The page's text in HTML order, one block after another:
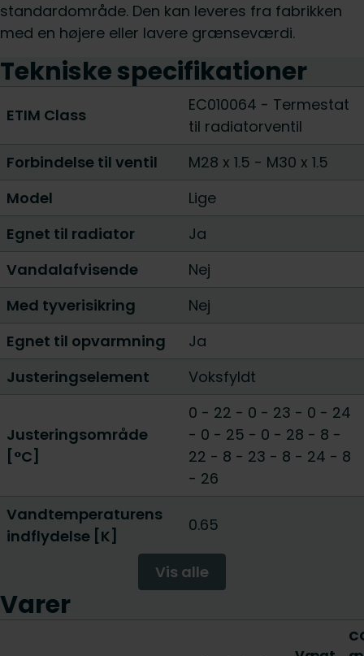
standardområde. Den kan leveres fra fabrikken
med en højere eller lavere grænseværdi.
Tekniske specifikationer
ETIM Class
EC010064 - Termestat
til radiatorventil
Forbindelse til ventil
M28 x 1.5 - M30 x 1.5
Model
Lige
Egnet til radiator
Ja
Vandalafvisende
Nej
Med tyverisikring
Nej
Egnet til opvarmning
Ja
Justeringselement
Voksfyldt
Justeringsområde
[°C]
0 - 22 - 0 - 23 - 0 - 24
- 0 - 25 - 0 - 28 - 8 -
22 - 8 - 23 - 8 - 24 - 8
- 26
Vandtemperaturens
indflydelse [K]
0.65
Vis alle
Varer